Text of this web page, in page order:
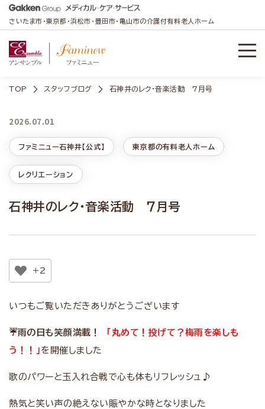
さいたま市・東京都・浜松市・豊田市・亀山市の介護付有料老人ホーム
TOP スタッフブログ 石神井のレク・音楽活動 7月号
2026.07.01
ファミニュー石神井【公式】 東京都の有料老人ホーム
レクリエーション
石神井のレク・音楽活動 7月号
+2
いつもご覧いただきありがとうございます
☔雨の日も笑顔満載！
「丸めて！投げて？梅雨を楽しも
う！！」 を開催しました
歌のパワーと玉入れ合戦で心も体もリフレッシュ♪
熱気と笑い声の絶えない賑やかな時となりました